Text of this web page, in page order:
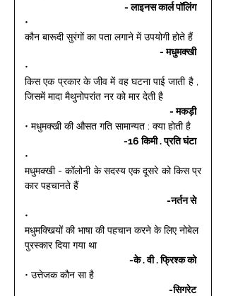
- लाइनस कार्ल पॉलिंग
•
कौन बारूदी सुरंगों का पता लगाने में उपयोगी होते हैं
- मधुमक्खी
•
किस एक प्रकार के जीव में वह घटना पाई जाती है ,
जिसमें मादा मैथुनोपरांत नर को मार देती है
- मकड़ी
• मधुमक्खी की औसत गति सामान्यत : क्या होती है
-16 किमी . प्रति घंटा
•
मधुमक्खी - कॉलोनी के सदस्य एक दूसरे को किस प्र
कार पहचानते हैं
-नर्तन से
•
मधुमक्खियों की भाषा की पहचान करने के लिए नोबेल
पुरस्कार दिया गया था
-के . वी . फ्रिश्क को
• उत्तेजक कौन सा है
-सिगरेट